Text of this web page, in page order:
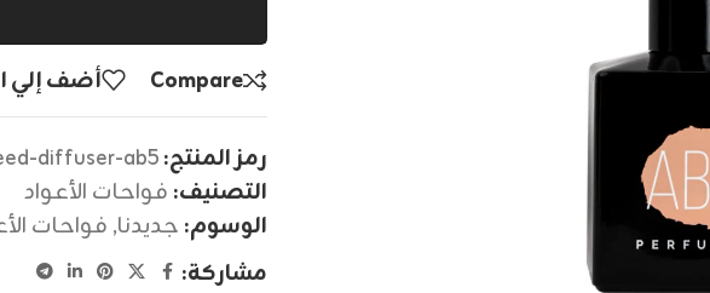
Compare أضف إلي
رمز المنتج:diffuser-ab5
التصنيف: فواحات الأعواد
الوسوم: جديدنا, فواحات
مشاركة: